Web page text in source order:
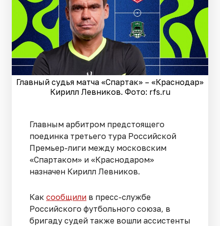
Главный судья матча «Спартак» – «Краснодар»
Кирилл Левников. Фото: rfs.ru
Главным арбитром предстоящего
поединка третьего тура Российской
Премьер-лиги между московским
«Спартаком» и «Краснодаром»
назначен Кирилл Левников.
Как сообщили в пресс-службе
Российского футбольного союза, в
бригаду судей также вошли ассистенты